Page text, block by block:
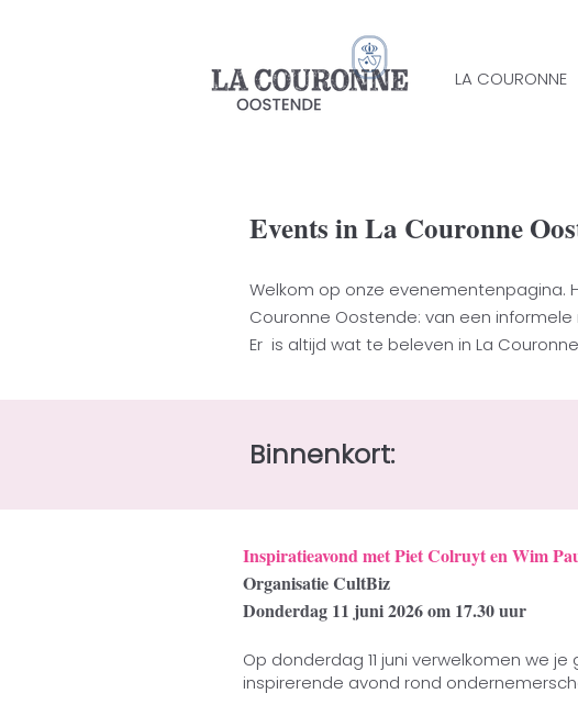
LA COURONNE
Events in La Couronne
Welkom op onze evenementenpagina.
Couronne Oostende: van een
Er is altijd wat te beleven in La
​Binnenkort:​
Inspiratieavond met Piet Colruyt en Wim
Organisatie CultBiz
Donderdag 11 juni 2026 om 17.30 uur
Op donderdag 11 juni verwelkomen we
inspirerende avond rond